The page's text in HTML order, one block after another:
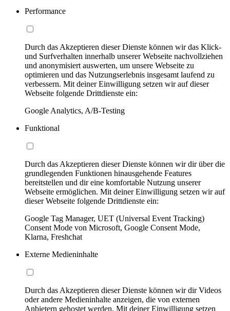
Performance
Durch das Akzeptieren dieser Dienste können wir das Klick-
und Surfverhalten innerhalb unserer Webseite nachvollziehen
und anonymisiert auswerten, um unsere Webseite zu
optimieren und das Nutzungserlebnis insgesamt laufend zu
verbessern. Mit deiner Einwilligung setzen wir auf dieser
Webseite folgende Drittdienste ein:
Google Analytics, A/B-Testing
Funktional
Durch das Akzeptieren dieser Dienste können wir dir über die
grundlegenden Funktionen hinausgehende Features
bereitstellen und dir eine komfortable Nutzung unserer
Webseite ermöglichen. Mit deiner Einwilligung setzen wir auf
dieser Webseite folgende Drittdienste ein:
Google Tag Manager, UET (Universal Event Tracking)
Consent Mode von Microsoft, Google Consent Mode,
Klarna, Freshchat
Externe Medieninhalte
Durch das Akzeptieren dieser Dienste können wir dir Videos
oder andere Medieninhalte anzeigen, die von externen
Anbietern gehostet werden. Mit deiner Einwilligung setzen